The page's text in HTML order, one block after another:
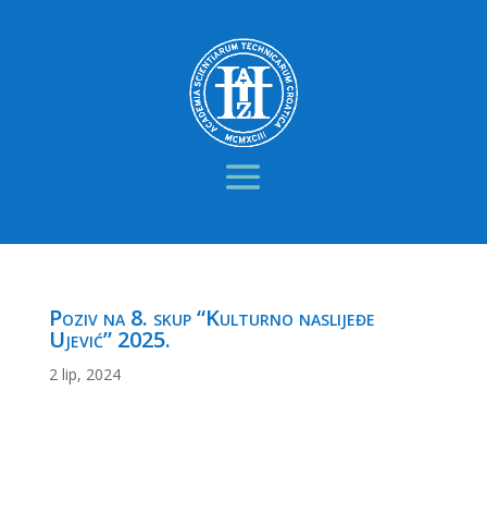
Poziv na 8. skup “Kulturno naslijeđe
Ujević” 2025.
2 lip, 2024